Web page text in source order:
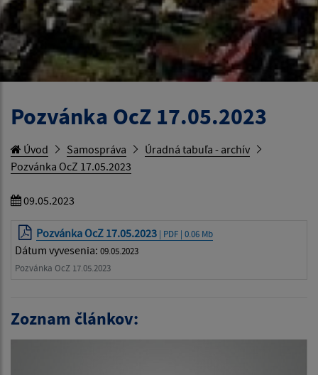
Pozvánka OcZ 17.05.2023
Úvod Samospráva
Úradná tabuľa - archív
Pozvánka OcZ 17.05.2023
09.05.2023
Pozvánka OcZ 17.05.2023 | PDF | 0.06 Mb
Dátum vyvesenia: 09.05.2023
Pozvánka OcZ 17.05.2023
Zoznam článkov: